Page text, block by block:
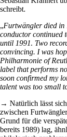
schreibt.
„Furtwängler died in
conductor continued
until 1991. Two
convincing. I was
Philharmonie of
label that performs
soon confirmed my
talent was too small
→ Natürlich lässt
zwischen
Grund für die
bereits 1989) lag,